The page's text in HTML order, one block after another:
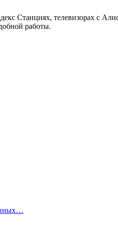
телевизорах с
работы.